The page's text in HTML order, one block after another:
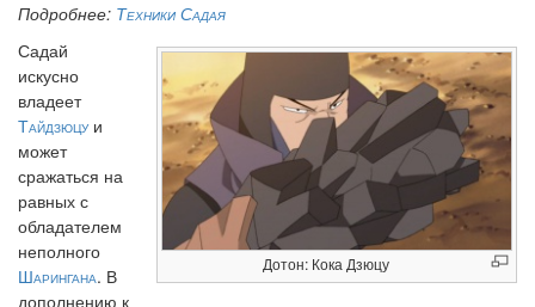
Подробнее: Техники Садая
Дотон: Кока Дзюцу
Садай
искусно
владеет
Тайдзюцуи
может
сражаться на
равных с
обладателем
неполного
Шарингана. В
дополнению к